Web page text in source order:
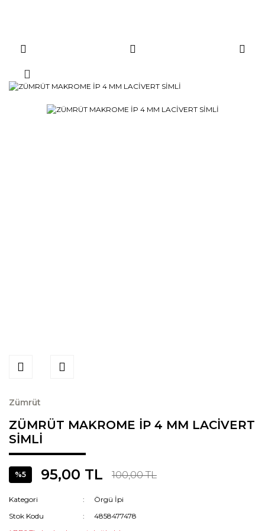
Zümrüt
ZÜMRÜT MAKROME İP 4 MM LACİVERT
SİMLİ
%5 95,00 TL 100,00 TL
Kategori
Örgü İpi
Stok Kodu
4858477478